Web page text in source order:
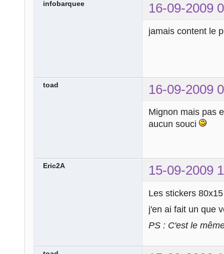
infobarquee 16-09-2009
jamais content le
toad 16-09-2009
Mignon mais pas
aucun souci
Eric2A 15-09-2009
Les stickers
j'en ai fait un que
PS : C'est le